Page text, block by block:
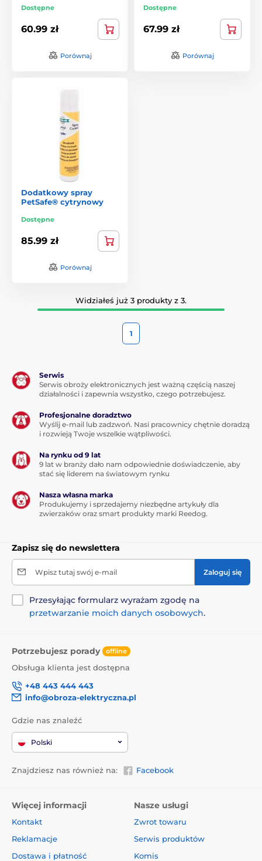
Dostępne
60.99 zł
Porównaj
Dostępne
67.99 zł
Porównaj
Dodatkowy spray
PetSafe® cytrynowy
Dostępne
85.99 zł
Porównaj
Widziałeś już 3 produkty z 3.
1
Serwis
Serwis obroży elektronicznych jest ważną częścią naszej
działalności i zapewnia wszystko, czego potrzebujesz.
Profesjonalne doradztwo
Wyślij e-mail lub zadzwoń. Nasi pracownicy chętnie doradzą
i rozwieją Twoje wszelkie wątpliwości.
Na rynku od 9 lat
9 lat w branży dało nam odpowiednie doświadczenie, aby
stać się liderem na światowym rynku
Nasza własna marka
Produkujemy i sprzedajemy niezbędne artykuły dla
zwierzaków oraz smart produkty marki Reedog.
Zapisz się do newslettera
Wpisz tutaj swój e-mail Zaloguj się
Przesyłając formularz wyrażam zgodę na
przetwarzanie moich danych osobowych.
Potrzebujesz porady offline
Obsługa klienta jest dostępna
+48 443 444 443
info@obroza-elektryczna.pl
Gdzie nas znaleźć
Polski
Znajdziesz nas również na: Facebook
Więcej informacji
Kontakt
Reklamacje
Dostawa i płatność
Nasze usługi
Zwrot towaru
Serwis produktów
Komis